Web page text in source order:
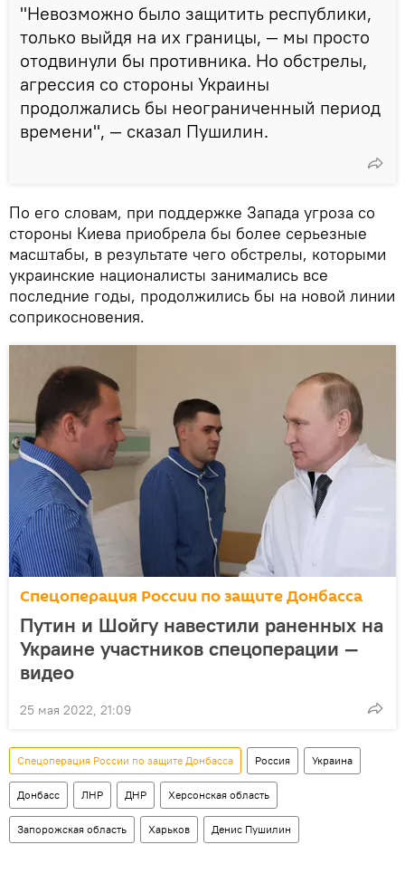
"Невозможно было защитить республики,
только выйдя на их границы, — мы просто
отодвинули бы противника. Но обстрелы,
агрессия со стороны Украины
продолжались бы неограниченный период
времени", — сказал Пушилин.
По его словам, при поддержке Запада угроза со
стороны Киева приобрела бы более серьезные
масштабы, в результате чего обстрелы, которыми
украинские националисты занимались все
последние годы, продолжились бы на новой линии
соприкосновения.
Спецоперация России по защите Донбасса
Путин и Шойгу навестили раненных на
Украине участников спецоперации —
видео
25 мая 2022, 21:09
Спецоперация России по защите Донбасса Россия Украина
Донбасс ЛНР ДНР Херсонская область
Запорожская область Харьков Денис Пушилин